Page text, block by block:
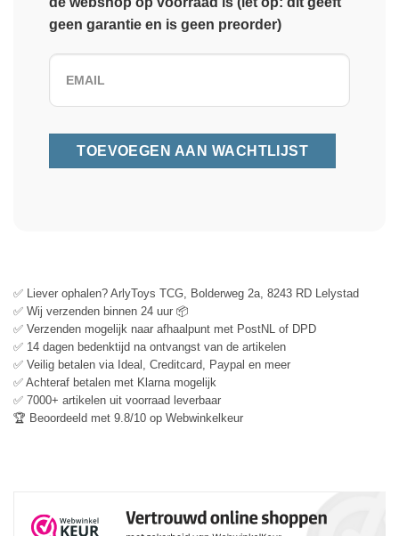
geen garantie en is geen preorder)
✅ Liever ophalen? ArlyToys TCG, Bolderweg 2a, 8243 RD Lelystad
✅ Wij verzenden binnen 24 uur 📦
✅ Verzenden mogelijk naar afhaalpunt met PostNL of DPD
✅ 14 dagen bedenktijd na ontvangst van de artikelen
✅ Veilig betalen via Ideal, Creditcard, Paypal en meer
✅ Achteraf betalen met Klarna mogelijk
✅ 7000+ artikelen uit voorraad leverbaar
🏆 Beoordeeld met 9.8/10 op Webwinkelkeur